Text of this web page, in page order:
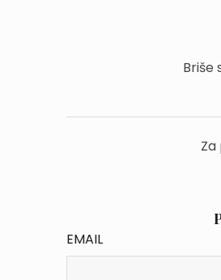
Briše
EMAIL